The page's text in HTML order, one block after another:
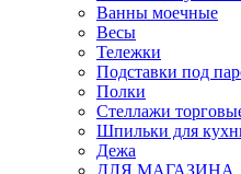
Ванны моечные
Весы
Тележки
Подставки под
Полки
Стеллажи
Шпильки для
Дежа
ДЛЯ МАГАЗИНА